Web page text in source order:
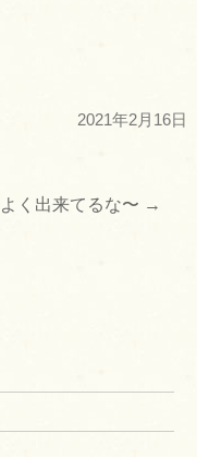
2021年2月16日
よく出来てるな〜 →